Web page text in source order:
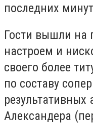
последних
Гости вышли на
настроем и
своего более
по составу
результативных
Александера